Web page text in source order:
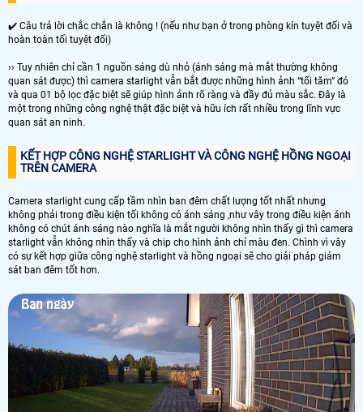
✔️ Câu trả lời chắc chắn là không ! (nếu như bạn ở trong phòng kín tuyệt đối và
hoàn toàn tối tuyệt đối)
›› Tuy nhiên chỉ cần 1 nguồn sáng dù nhỏ (ánh sáng mà mắt thường không
quan sát được) thì camera starlight vẫn bắt được những hình ảnh “tối tăm” đó
và qua 01 bộ lọc đặc biệt sẽ giúp hình ảnh rõ ràng và đầy đủ màu sắc. Đây là
một trong những công nghệ thật đặc biệt và hữu ích rất nhiều trong lĩnh vực
quan sát an ninh.
KẾT HỢP CÔNG NGHỆ STARLIGHT VÀ CÔNG NGHỆ HỒNG NGOẠI
TRÊN CAMERA
Camera starlight cung cấp tầm nhìn ban đêm chất lượng tốt nhất nhưng
không phải trong điều kiện tối không có ánh sáng ,như vây trong điều kiện ánh
không có chút ánh sáng nào nghĩa là mắt người không nhìn thấy gì thì camera
starlight vẫn không nhìn thấy và chip cho hình ảnh chỉ màu đen. Chình vì vây
có sự kết hợp giữa công nghệ starlight và hồng ngoại sẽ cho giải pháp giám
sát ban đêm tốt hơn.